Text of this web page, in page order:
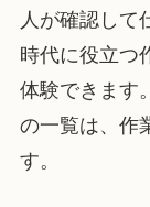
人が確認し
時代に役立つ
体験できます。
の一覧は、作
す。